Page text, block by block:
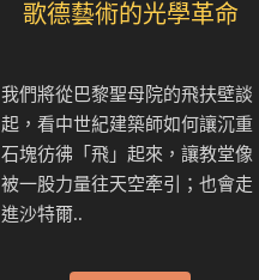
歌德藝術的光學革命
我們將從巴黎聖母院的飛扶壁談
起，看中世紀建築師如何讓沉重
石塊彷彿「飛」起來，讓教堂像
被一股力量往天空牽引；也會走
進沙特爾..